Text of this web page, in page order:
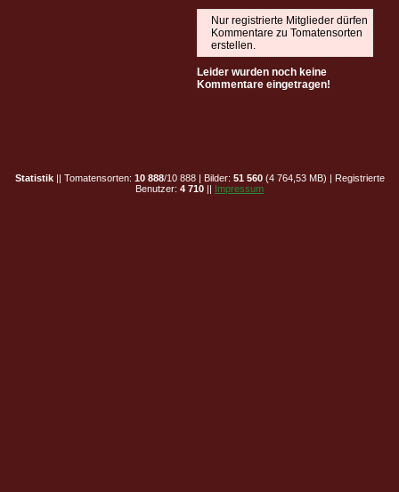
Nur registrierte Mitglieder dürfen
Kommentare zu Tomatensorten
erstellen.
Leider wurden noch keine
Kommentare eingetragen!
Statistik|| Tomatensorten: 10 888/10 888 | Bilder: 51 560(4 764,53 MB) | Registrierte
Benutzer: 4 710 || Impressum